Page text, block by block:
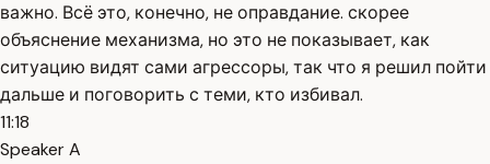
важно. Всё это, конечно, не оправдание. скорее
объяснение механизма, но это не показывает, как
ситуацию видят сами агрессоры, так что я решил пойти
дальше и поговорить с теми, кто избивал.
11:18
Speaker A